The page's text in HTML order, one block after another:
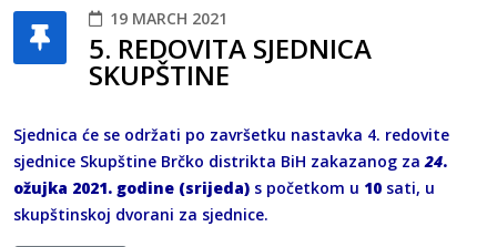
19 MARCH 2021
5. REDOVITA SJEDNICA
SKUPŠTINE
Sjednica će se održati po završetku nastavka 4. redovite
sjednice Skupštine Brčko distrikta BiH zakazanog za 24.
ožujka 2021. godine (srijeda) s početkom u 10 sati, u
skupštinskoj dvorani za sjednice.